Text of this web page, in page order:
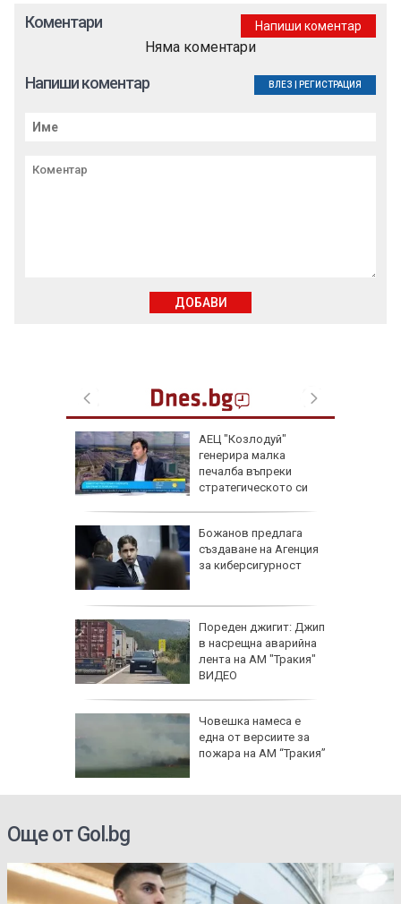
АЕЦ "Козлодуй"
генерира малка
печалба въпреки
стратегическото си
Божанов предлага
създаване на Агенция
за киберсигурност
Пореден джигит: Джип
в насрещна аварийна
лента на АМ "Тракия"
ВИДЕО
Човешка намеса е
една от версиите за
пожара на АМ “Тракия”
Коментари Напиши коментар
Няма коментари
Напиши коментар ВЛЕЗ РЕГИСТРАЦИЯ
ДОБАВИ
Още от Gol.bg